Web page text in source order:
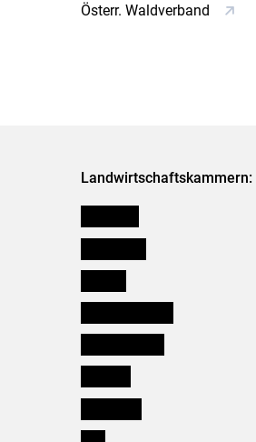
Österr. Waldverband
Landwirtschaftskammern: